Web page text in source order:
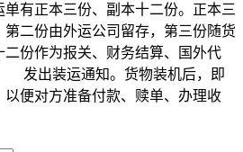
有正本三份、副本十二份。正本三
二份由外运公司留存，第三份随货
二份作为报关、财务结算、国外代
发出装运通知。货物装机后，即
便对方准备付款、赎单、办理收